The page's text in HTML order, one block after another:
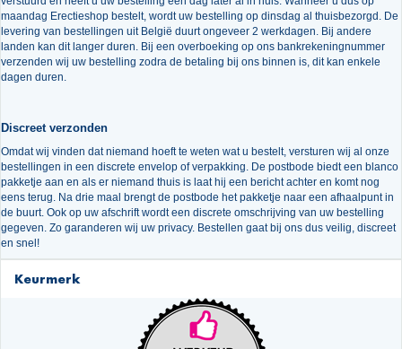
maandag Erectieshop bestelt, wordt uw bestelling op dinsdag al thuisbezorgd. De
levering van bestellingen uit België duurt ongeveer 2 werkdagen. Bij andere
landen kan dit langer duren. Bij een overboeking op ons bankrekeningnummer
verzenden wij uw bestelling zodra de betaling bij ons binnen is, dit kan enkele
dagen duren.
Discreet verzonden
Omdat wij vinden dat niemand hoeft te weten wat u bestelt, versturen wij al onze
bestellingen in een discrete envelop of verpakking. De postbode biedt een blanco
pakketje aan en als er niemand thuis is laat hij een bericht achter en komt nog
eens terug. Na drie maal brengt de postbode het pakketje naar een afhaalpunt in
de buurt. Ook op uw afschrift wordt een discrete omschrijving van uw bestelling
gegeven. Zo garanderen wij uw privacy. Bestellen gaat bij ons dus veilig, discreet
en snel!
Keurmerk